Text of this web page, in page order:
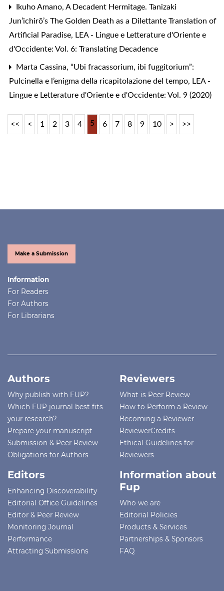
Ikuho Amano, A Decadent Hermitage. Tanizaki
Jun’ichirō’s The Golden Death as a Dilettante Translation of
Artificial Paradise, LEA - Lingue e Letterature d'Oriente e
d'Occidente: Vol. 6: Translating Decadence
Marta Cassina, “Ubi fracassorium, ibi fuggitorium”:
Pulcinella e l’enigma della ricapitolazione del tempo, LEA -
Lingue e Letterature d'Oriente e d'Occidente: Vol. 9 (2020)
<< < 1 2 3 4 5 6 7 8 9 10 > >>
Make a Submission
Information
For Readers
For Authors
For Librarians
Authors
Why publish with FUP?
Which FUP journal best fits
your research?
Prepare your manuscript
Submission & Peer Review
Obligations for Authors
Reviewers
What is Peer Review
How to Perform a Review
Becoming a Reviewer
ReviewerCredits
Ethical Guidelines for
Reviewers
Editors
Enhancing Discoverability
Editorial Office Guidelines
Editor & Peer Review
Monitoring Journal
Performance
Attracting Submissions
Information about
Fup
Who we are
Editorial Policies
Products & Services
Partnerships & Sponsors
FAQ